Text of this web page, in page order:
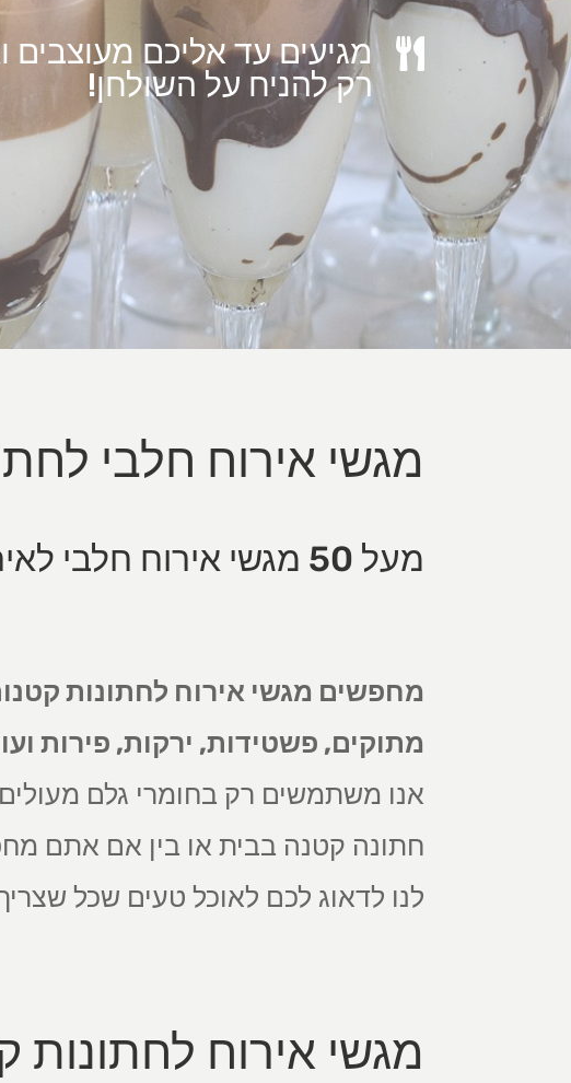

מגיעים עד אליכם מעוצבים
רק להניח על השולחן!
מגשי אירוח חלבי
מעל 50 מגשי אירוח חלבי לאירוע חתונה!
מתוקים, פשטידות, ירקות, פירות
אנו משתמשים רק בחומרי גלם
חתונה קטנה בבית או בין אם אתם
לנו לדאוג לכם לאוכל טעים שכל
מגשי אירוח לחתונות